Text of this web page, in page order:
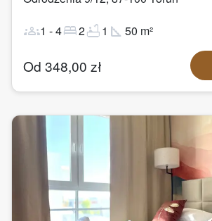
groups1 -4bed2bathtub1 square_foot 50 m²
Od 348,00 zł